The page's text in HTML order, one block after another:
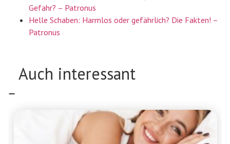
Gefahr? – Patronus
Helle Schaben: Harmlos oder gefährlich? Die Fakten! –
Patronus
Auch interessant